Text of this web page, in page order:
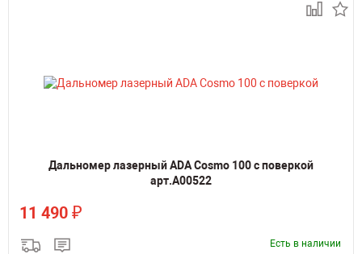
Дальномер лазерный ADA Cosmo 100 с поверкой
арт.А00522
11 490 ₽
Есть в наличии